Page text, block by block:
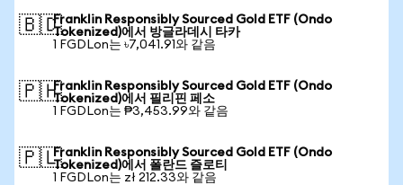
🇧🇩Franklin Responsibly Sourced Gold ETF (Ondo
Tokenized)에서 방글라데시 타카
1 FGDLon는 ৳7,041.91와 같음
🇵🇭Franklin Responsibly Sourced Gold ETF (Ondo
Tokenized)에서 필리핀 페소
1 FGDLon는 ₱3,453.99와 같음
🇵🇱Franklin Responsibly Sourced Gold ETF (Ondo
Tokenized)에서 폴란드 즐로티
1 FGDLon는 zł 212.33와 같음